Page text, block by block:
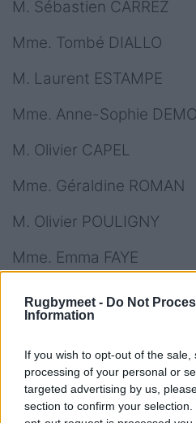
Rugbymeet - Do Not
Information
If you wish to opt-out of the
processing of your personal or
targeted advertising by us,
section to confirm your
M. Sébastien CARREZ
Mme. Tombé DIALLO
M. Laurent ESTAMPE
Mme. Anne-Sophie
M. Olivier CAPEL
Mme. Géraldine ROMAN
M. Olivier POULIGNY
Mme. Emma FAYE
M. Jean-François
M. Renaud LEBERT
Mme. Fanny HORTA